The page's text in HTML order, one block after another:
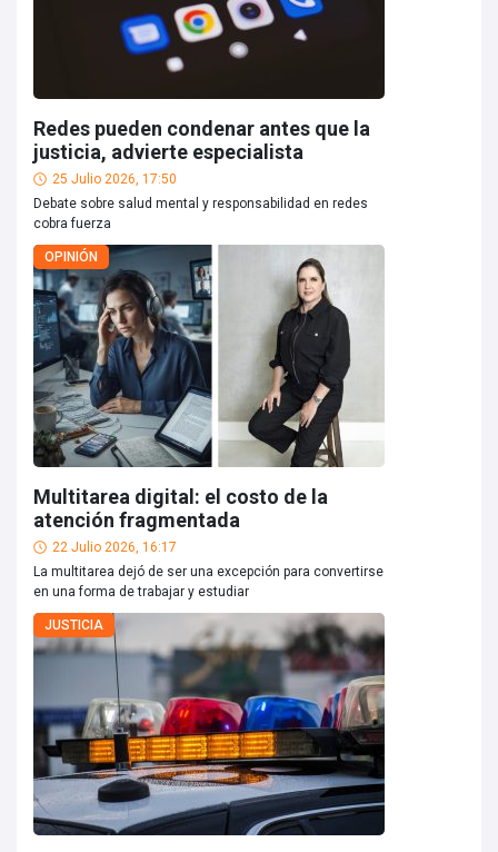
Redes pueden condenar antes que la
justicia, advierte especialista
25 Julio 2026, 17:50
Debate sobre salud mental y responsabilidad en redes
cobra fuerza
OPINIÓN
Multitarea digital: el costo de la
atención fragmentada
22 Julio 2026, 16:17
La multitarea dejó de ser una excepción para convertirse
en una forma de trabajar y estudiar
JUSTICIA